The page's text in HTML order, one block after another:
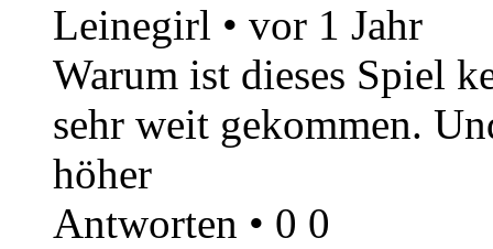
Leinegirl • vor 1 Jahr
Warum ist dieses Spiel
sehr weit gekommen.
höher
Antworten • 0 0